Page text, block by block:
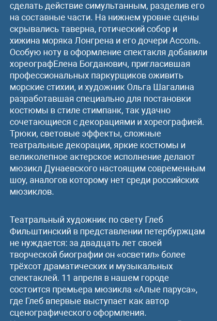
сделать действие симультанным, разделив его
на составные части. На нижнем уровне сцены
скрывались таверна, готический собор и
хижина моряка Лонгрена и его дочери Ассоль.
Особую ноту в оформление спектакля добавили
хореографЕлена Богданович, пригласившая
профессиональных паркурщиков оживить
морские стихии, и художник Ольга Шагалина
разработавшая специально для постановки
костюмы в стиле стимпанк, так удачно
сочетающиеся с декорациями и хореографией.
Трюки, световые эффекты, сложные
театральные декорации, яркие костюмы и
великолепное актерское исполнение делают
мюзикл Дунаевского настоящим современным
шоу, аналогов которому нет среди российских
мюзиклов.
Театральный художник по свету Глеб
Фильштинский в представлении петербуржцам
не нуждается: за двадцать лет своей
творческой биографии он «осветил» более
трёхсот драматических и музыкальных
спектаклей. 11 апреля в нашем городе
состоится премьера мюзикла «Алые паруса»,
где Глеб впервые выступает как автор
сценографического оформления.